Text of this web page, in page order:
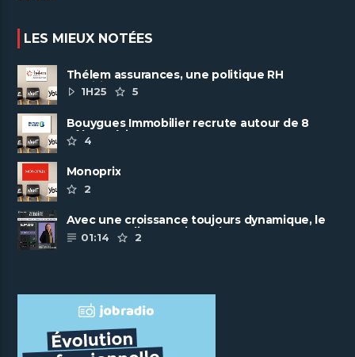
LES MIEUX NOTÉES
Thélem assurances, une politique RH
ambitieuse
1H25 5
Bouygues Immobilier recrute autour de 8
pôles métiers
4
Monoprix
2
Avec une croissance toujours dynamique, le
groupe Scalian continue de ......
01:14 2